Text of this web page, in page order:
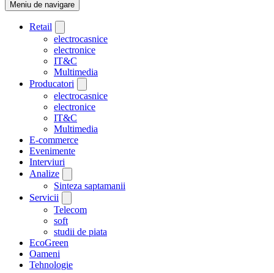
Meniu de navigare
Retail
electrocasnice
electronice
IT&C
Multimedia
Producatori
electrocasnice
electronice
IT&C
Multimedia
E-commerce
Evenimente
Interviuri
Analize
Sinteza saptamanii
Servicii
Telecom
soft
studii de piata
EcoGreen
Oameni
Tehnologie